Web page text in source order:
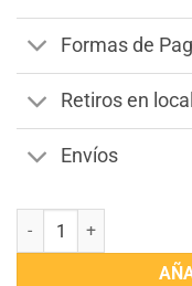
Formas de
Retiros en local
Envíos
Remera de Manga